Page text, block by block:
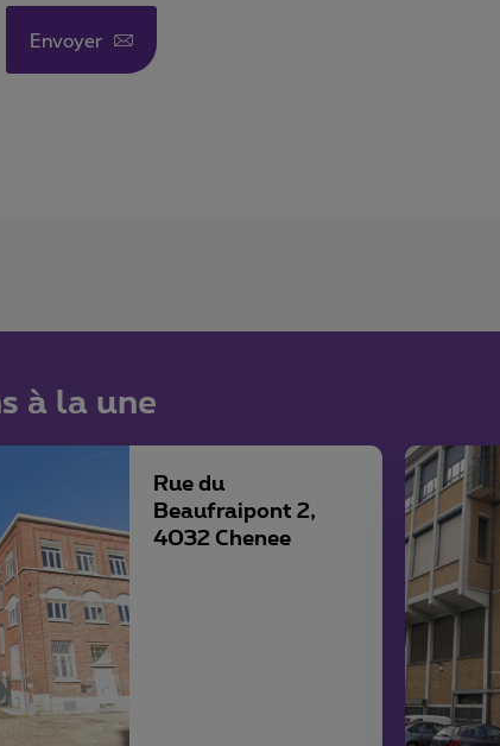
Envoyer
à la une
Rue du
Beaufraipont 2,
4032 Chenee